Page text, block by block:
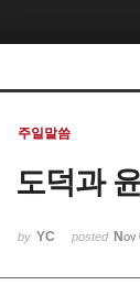
주일말씀
도덕과
by YC posted